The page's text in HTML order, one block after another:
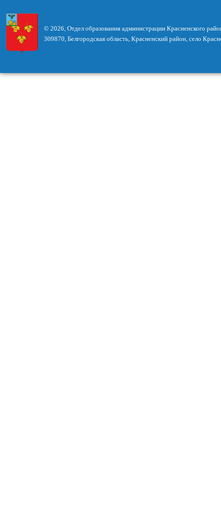
© 2026, Отдел образования администрации Красненского
309870, Белгородская область, Красненский район, село